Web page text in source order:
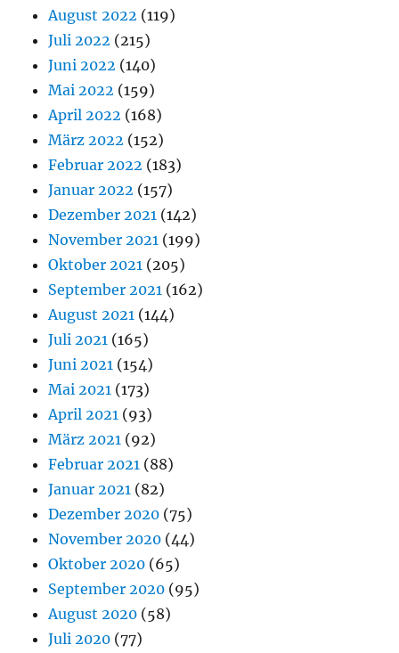
August 2022 (119)
Juli 2022 (215)
Juni 2022 (140)
Mai 2022 (159)
April 2022 (168)
März 2022 (152)
Februar 2022 (183)
Januar 2022 (157)
Dezember 2021 (142)
November 2021 (199)
Oktober 2021 (205)
September 2021 (162)
August 2021 (144)
Juli 2021 (165)
Juni 2021 (154)
Mai 2021 (173)
April 2021 (93)
März 2021 (92)
Februar 2021 (88)
Januar 2021 (82)
Dezember 2020 (75)
November 2020 (44)
Oktober 2020 (65)
September 2020 (95)
August 2020 (58)
Juli 2020 (77)